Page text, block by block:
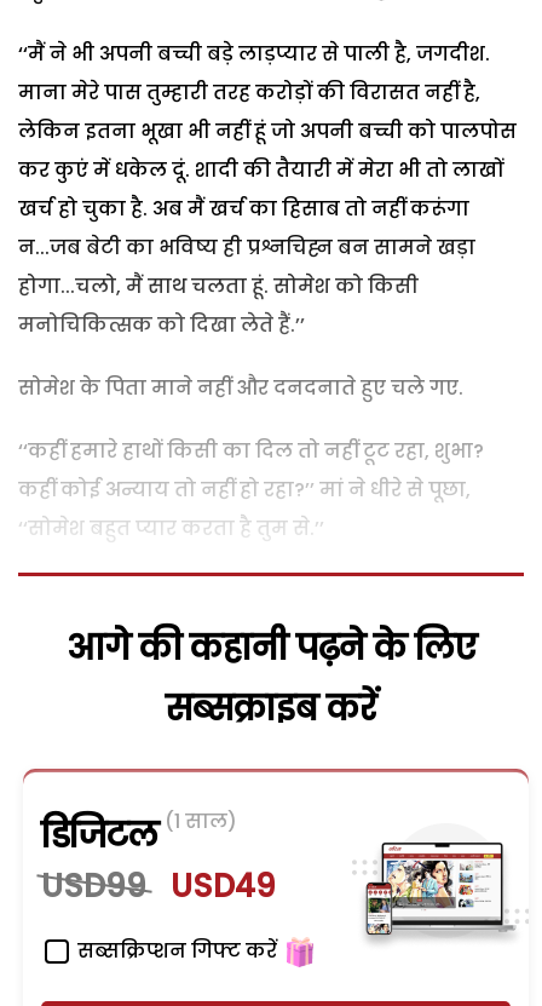
‘‘मैं ने भी अपनी बच्ची बड़े लाड़प्यार से पाली है, जगदीश.
माना मेरे पास तुम्हारी तरह करोड़ों की विरासत नहीं है,
लेकिन इतना भूखा भी नहीं हूं जो अपनी बच्ची को पालपोस
कर कुएं में धकेल दूं. शादी की तैयारी में मेरा भी तो लाखों
खर्च हो चुका है. अब मैं खर्च का हिसाब तो नहीं करूंगा
न...जब बेटी का भविष्य ही प्रश्नचिह्न बन सामने खड़ा
होगा...चलो, मैं साथ चलता हूं. सोमेश को किसी
मनोचिकित्सक को दिखा लेते हैं.’’
सोमेश के पिता माने नहीं और दनदनाते हुए चले गए.
‘‘कहीं हमारे हाथों किसी का दिल तो नहीं टूट रहा, शुभा?
कहीं कोई अन्याय तो नहीं हो रहा?’’ मां ने धीरे से पूछा,
‘‘सोमेश बहुत प्यार करता है तुम से.’’
आगे की कहानी पढ़ने के लिए
सब्सक्राइब करें
डिजिटल (1 साल)
USD99 USD49
सब्सक्रिप्शन गिफ्ट करें